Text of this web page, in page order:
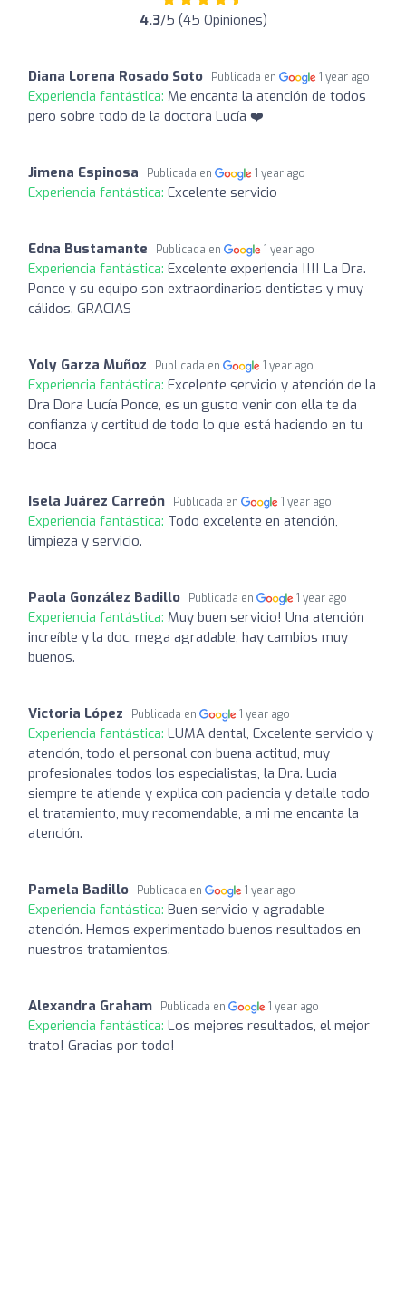
4.3/5 (45 Opiniones)
Diana Lorena Rosado Soto Publicada en 1 year ago
Experiencia fantástica: Me encanta la atención de todos
pero sobre todo de la doctora Lucía ❤️
Jimena Espinosa Publicada en 1 year ago
Experiencia fantástica: Excelente servicio
Edna Bustamante Publicada en 1 year ago
Experiencia fantástica: Excelente experiencia !!!! La Dra.
Ponce y su equipo son extraordinarios dentistas y muy
cálidos. GRACIAS
Yoly Garza Muñoz Publicada en 1 year ago
Experiencia fantástica: Excelente servicio y atención de la
Dra Dora Lucía Ponce, es un gusto venir con ella te da
confianza y certitud de todo lo que está haciendo en tu
boca
Isela Juárez Carreón Publicada en 1 year ago
Experiencia fantástica: Todo excelente en atención,
limpieza y servicio.
Paola González Badillo Publicada en 1 year ago
Experiencia fantástica: Muy buen servicio! Una atención
increíble y la doc, mega agradable, hay cambios muy
buenos.
Victoria López Publicada en 1 year ago
Experiencia fantástica: LUMA dental, Excelente servicio y
atención, todo el personal con buena actitud, muy
profesionales todos los especialistas, la Dra. Lucia
siempre te atiende y explica con paciencia y detalle todo
el tratamiento, muy recomendable, a mi me encanta la
atención.
Pamela Badillo Publicada en 1 year ago
Experiencia fantástica: Buen servicio y agradable
atención. Hemos experimentado buenos resultados en
nuestros tratamientos.
Alexandra Graham Publicada en 1 year ago
Experiencia fantástica: Los mejores resultados, el mejor
trato! Gracias por todo!